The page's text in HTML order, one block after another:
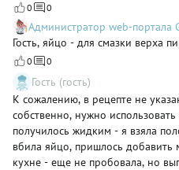
0 0
Администратор web-портала
Гость, яйцо - для смазки верха
0 0
Гость (гость)
К сожалению, в рецепте не
собственно, нужно использовать
получилось жидким - я взяла
вбила яйцо, пришлось добавить
кухне - еще не пробовала, но